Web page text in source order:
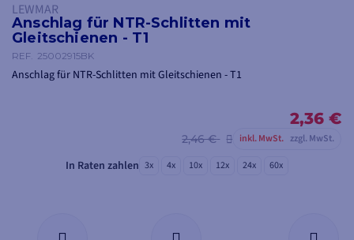
LEWMAR
Anschlag für NTR-Schlitten mit
Gleitschienen - T1
REF. 25002915BK
Anschlag für NTR-Schlitten mit Gleitschienen - T1
2,36 €
2,46 € inkl. MwSt. zzgl. MwSt.
In Raten zahlen 3x 4x 10x 12x 24x 60x